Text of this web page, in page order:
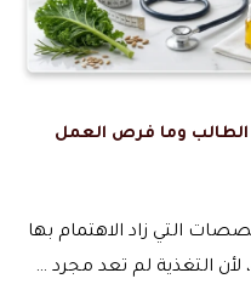
وما فرص العمل
التي زاد الاهتمام بها
التغذية لم تعد مجرد …